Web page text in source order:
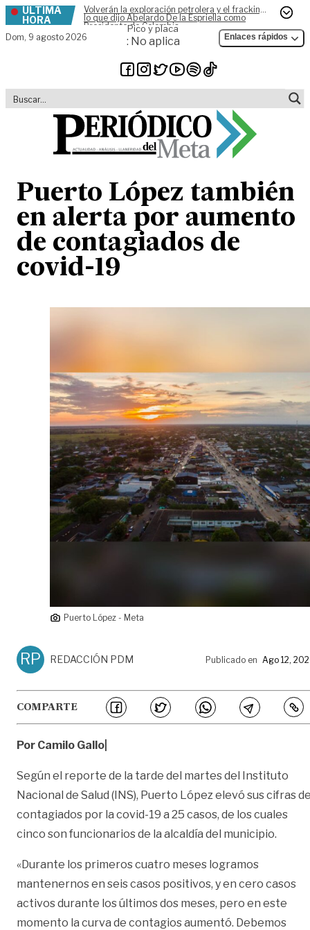
Skip to content
ÚLTIMA
HORA
Volverán la exploración petrolera y el fracking,
lo que dijo Abelardo De la Espriella como
Presidente de Colombia
Dom, 9 agosto 2026
Pico y placa
: No aplica Enlaces rápidos
Puerto López también
en alerta por aumento
de contagiados de
covid-19
Puerto López - Meta
RP REDACCIÓN PDM Publicado en Ago 12,
COMPARTE
Por Camilo Gallo|
Según el reporte de la tarde del martes del Instituto
Nacional de Salud (INS), Puerto López elevó sus cifras
contagiados por la covid-19 a 25 casos, de los cuales
cinco son funcionarios de la alcaldía del municipio.
«Durante los primeros cuatro meses logramos
mantenernos en seis casos positivos, y en cero casos
activos durante los últimos dos meses, pero en este
momento la curva de contagios aumentó. Debemos